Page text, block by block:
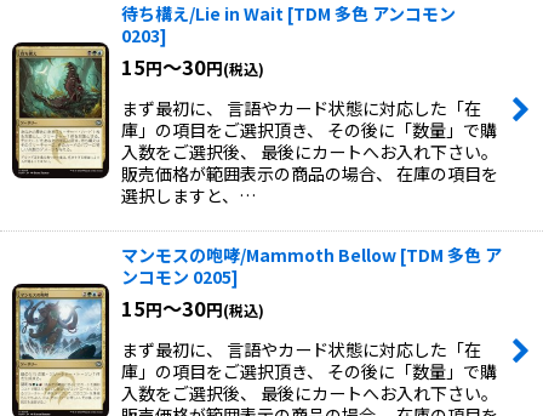
待ち構え/Lie in Wait [TDM 多色 アンコモン
0203]
15円～30円(税込)
まず最初に、 言語やカード状態に対応した「在
庫」の項目をご選択頂き、 その後に「数量」で購
入数をご選択後、 最後にカートへお入れ下さい。
販売価格が範囲表示の商品の場合、 在庫の項目を
選択しますと、…
マンモスの咆哮/Mammoth Bellow [TDM 多色 ア
ンコモン 0205]
15円～30円(税込)
まず最初に、 言語やカード状態に対応した「在
庫」の項目をご選択頂き、 その後に「数量」で購
入数をご選択後、 最後にカートへお入れ下さい。